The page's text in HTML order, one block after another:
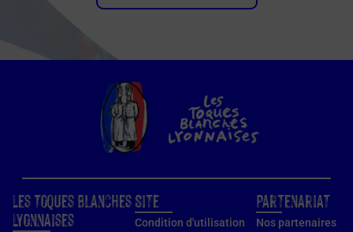
Partenariat
Nos partenaires
Les Toques Blanches
Lyonnaises
Site
Condition d'utilisation